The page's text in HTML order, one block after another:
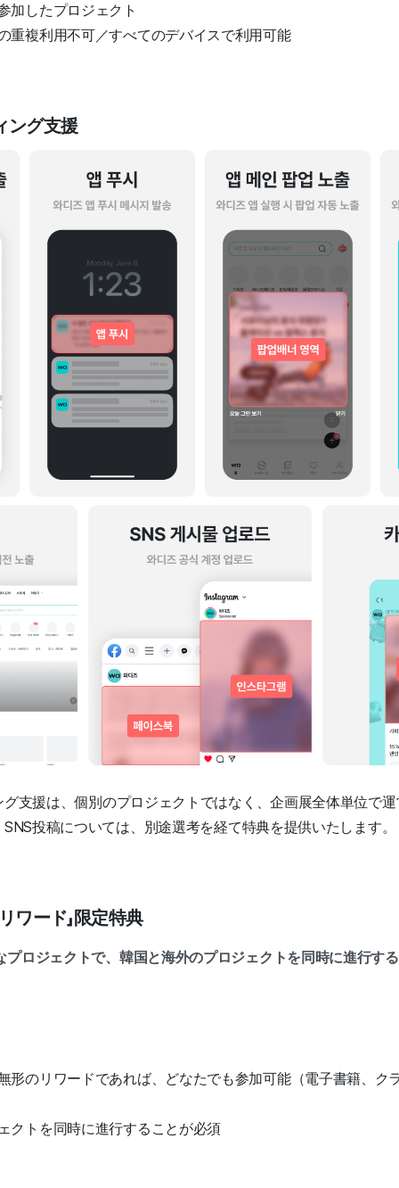
加したプロジェクト
重複利用不可／すべてのデバイスで利用可能
ング支援
支援は、個別のプロジェクトではなく、企画展全体単位で
投稿については、別途選考を経て特典を提供いたします。
ワード」限定特典
プロジェクトで、韓国と海外のプロジェクトを同時に進行す
形のリワードであれば、どなたでも参加可能（電子書籍、ク
クトを同時に進行することが必須